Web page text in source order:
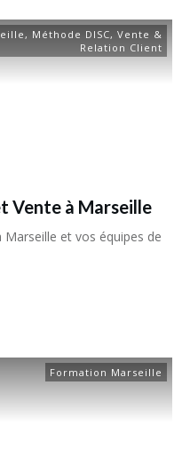
, Méthode DISC, Vente &
Relation Client
Vente à Marseille
et vos équipes de
Formation Marseille